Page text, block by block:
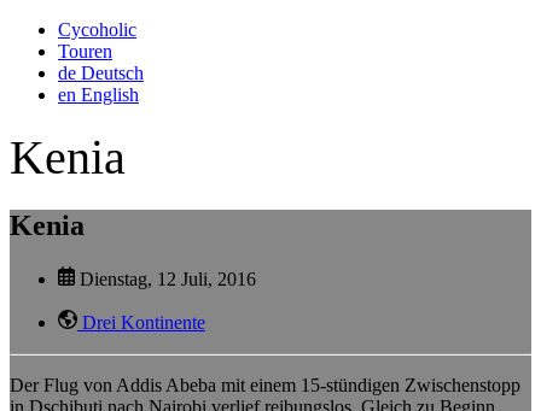
Cycoholic
Touren
de Deutsch
en English
Kenia
Kenia
Dienstag, 12 Juli, 2016
Drei Kontinente
Der Flug von Addis Abeba mit einem 15-stündigen Zwischenstopp
in Dschibuti nach Nairobi verlief reibungslos. Gleich zu Beginn